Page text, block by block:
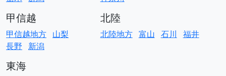
甲信越
甲信越地方 山梨
長野
新潟
北陸
北陸地方 富山 石川 福井
東海